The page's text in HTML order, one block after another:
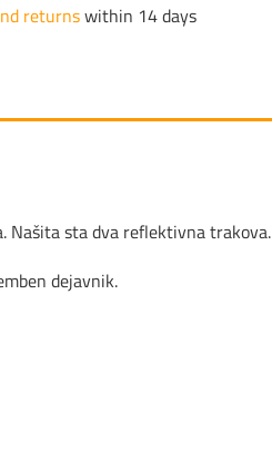
returnswithin 14 days
Našita sta dva reflektivna trakova.
dejavnik.